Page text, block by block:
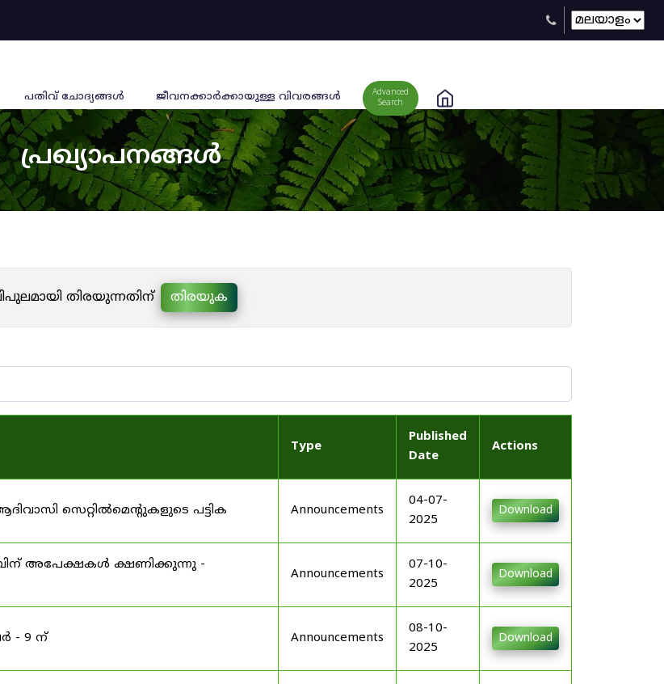
പതിവ് ചോദ്യങ്ങൾ ജീവനക്കാര്‍ക്കായുള്ള വിവരങ്ങള്‍
Advanced
Search
പ്രഖ്യാപനങ്ങൾ
തിരയുന്നതിന് തിരയുക
Type
Published
Date
Actions
സെറ്റിൽമെന്റുകളുടെ പട്ടിക Announcements
04-07-
2025
Download
അപേക്ഷകൾ ക്ഷണിക്കുന്നു -
Announcements
07-10-
2025
Download
- 9 ന് Announcements
08-10-
2025
Download